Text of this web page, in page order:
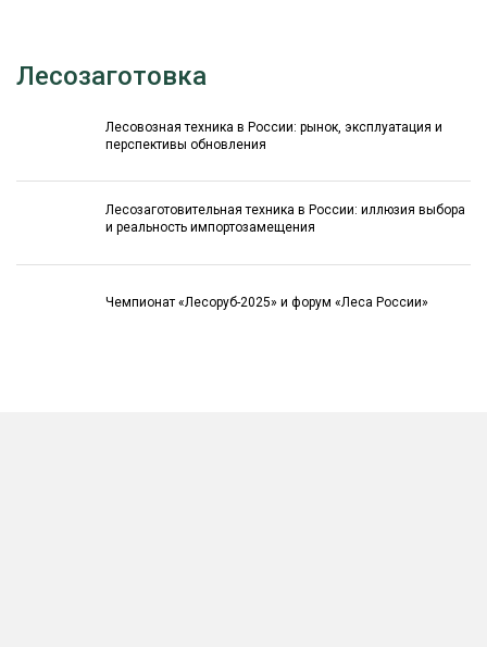
Лесозаготовка
Лесовозная техника в России: рынок, эксплуатация и
перспективы обновления
Лесозаготовительная техника в России: иллюзия выбора
и реальность импортозамещения
Чемпионат «Лесоруб-2025» и форум «Леса России»